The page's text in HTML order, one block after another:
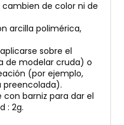
de color ni de
arcilla polimérica,
sobre el
de modelar cruda) o
(por ejemplo,
preencolada).
barniz para dar el
: 2g.